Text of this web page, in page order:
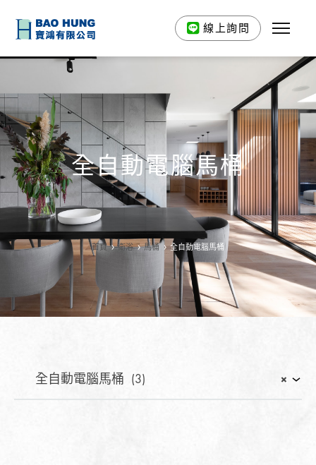
線上詢問
全自動電腦馬桶
首頁 衛浴 馬桶 全自動電腦馬桶
×
全自動電腦馬桶 (3)